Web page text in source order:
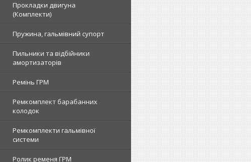
Прокладки двигуна
(Комплекти)
Пружина, гальмівний супорт
Пильники та відбійники
амортизаторів
Ремінь ГРМ
Ремкомплект барабанних
колодок
Ремкомплекти гальмівної
системи
Ролик ременя ГРМ